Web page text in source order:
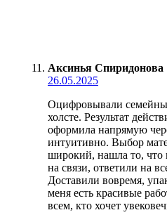
Аксинья Спиридонова
26.05.2025
Оцифровывали
холсте. Результат
оформила напрямую
интуитивно. Выбор
широкий, нашла то, что
на связи, ответили на
Доставили вовремя,
меня есть красивые
всем, кто хочет